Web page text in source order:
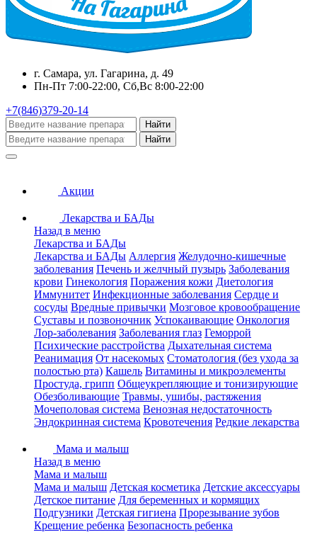
г. Самара, ул. Гагарина, д. 49
Пн-Пт 7:00-22:00, Сб,Вс 8:00-22:00
+7(846)379-20-14
Найти
Найти
Акции
Лекарства и БАДы
Назад в меню
Лекарства и БАДы
Лекарства и БАДы Аллергия Желудочно-кишечные
заболевания Печень и желчный пузырь Заболевания
крови Гинекология Поражения кожи Диетология
Иммунитет Инфекционные заболевания Сердце и
сосуды Вредные привычки Мозговое кровообращение
Суставы и позвоночник Успокаивающие Онкология
Лор-заболевания Заболевания глаз Геморрой
Психические расстройства Дыхательная система
Реанимация От насекомых Стоматология (без ухода за
полостью рта) Кашель Витамины и микроэлементы
Простуда, грипп Общеукрепляющие и тонизирующие
Обезболивающие Травмы, ушибы, растяжения
Мочеполовая система Венозная недостаточность
Эндокринная система Кровотечения Редкие лекарства
Мама и малыш
Назад в меню
Мама и малыш
Мама и малыш Детская косметика Детские аксессуары
Детское питание Для беременных и кормящих
Подгузники Детская гигиена Прорезывание зубов
Крещение ребенка Безопасность ребенка